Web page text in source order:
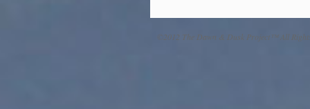
©2012 The Dawn & Dusk Project™ All